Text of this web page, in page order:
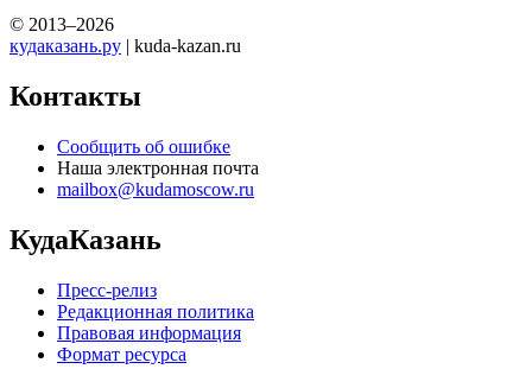
© 2013–2026
кудаказань.ру | kuda-kazan.ru
Контакты
Сообщить об ошибке
Наша электронная почта
mailbox@kudamoscow.ru
КудаКазань
Пресс-релиз
Редакционная политика
Правовая информация
Формат ресурса